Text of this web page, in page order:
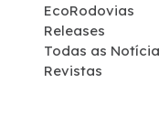
Sustentabilidade
EcoRodovias
Releases
Todas as
Revistas